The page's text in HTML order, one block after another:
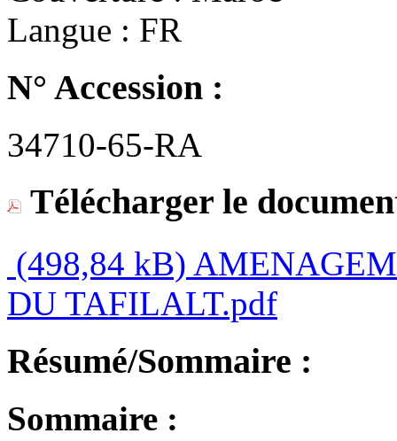
Langue : FR
N° Accession :
34710-65-RA
Télécharger le
(498,84 kB)
DU TAFILALT.pdf
Résumé/Sommaire :
Sommaire :